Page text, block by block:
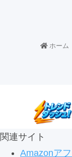
ホーム
関連サイト
Amazonア